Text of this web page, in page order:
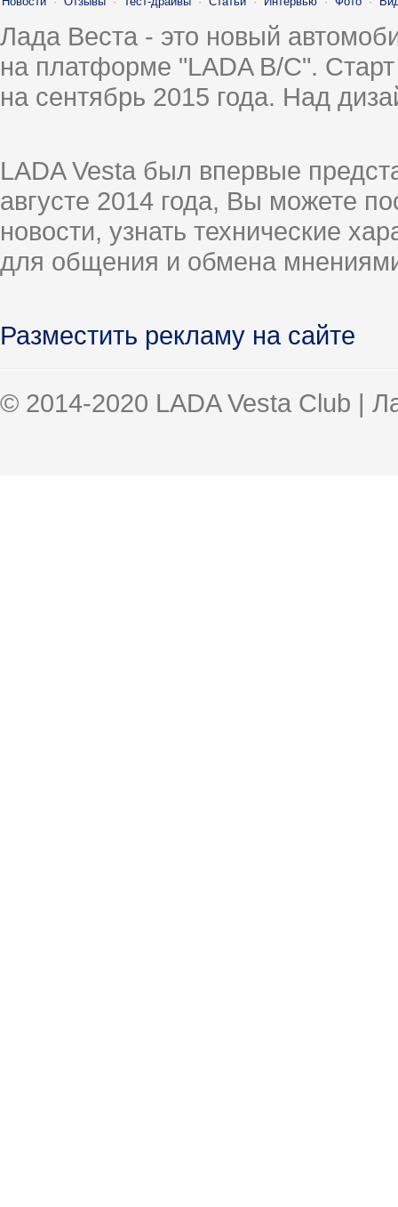
Лада Веста - это новый
на платформе "LADA B/C".
на сентябрь 2015 года. Над
LADA Vesta был впервые
августе 2014 года, Вы можете
новости, узнать технические
для общения и обмена
Разместить рекламу на сайте
© 2014-2020 LADA Vesta Club |